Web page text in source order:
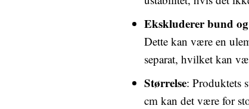
Ekskluderer bund
Dette kan være en
separat, hvilket kan
Størrelse: Produktets
cm kan det være for